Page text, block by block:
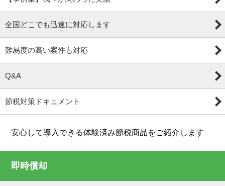
全国どこでも迅速に対応します
難易度の高い案件も対応
Q&A
節税対策ドキュメント
安心して導入できる体験済み節税商品をご紹介します
即時償却